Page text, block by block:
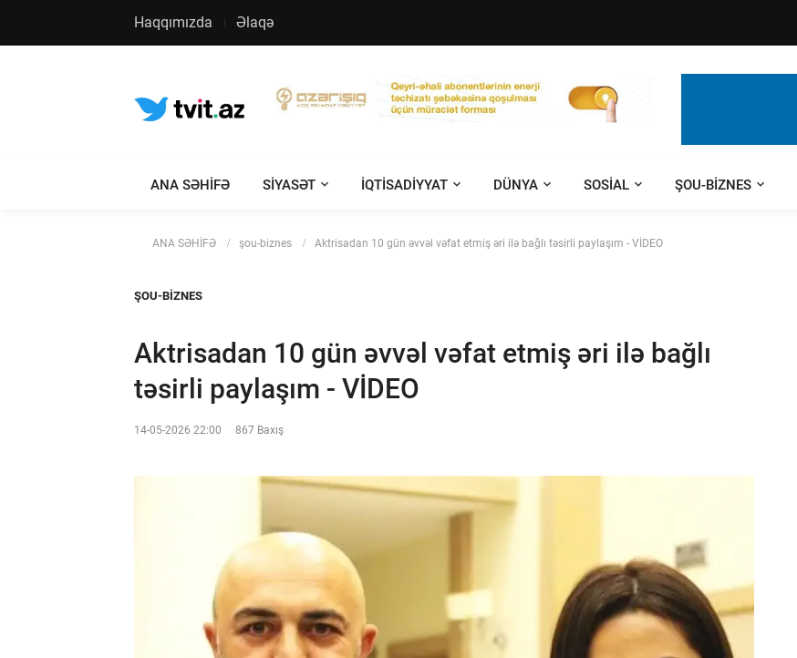
Haqqımızda Əlaqə
ANA SƏHİFƏ SIYASƏT IQTISADIYYAT DÜNYA SOSIAL ŞOU-BIZNES
ANA SƏHİFƏ şou-biznes Aktrisadan 10 gün əvvəl vəfat etmiş əri ilə bağlı təsirli paylaşım - VİDEO
ŞOU-BIZNES
Aktrisadan 10 gün əvvəl vəfat etmiş əri ilə bağlı
təsirli paylaşım - VİDEO
14-05-2026 22:00 867 Baxış